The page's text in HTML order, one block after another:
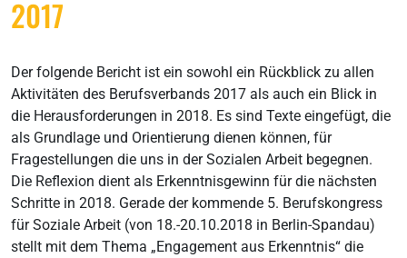
2017
Der folgende Bericht ist ein sowohl ein Rückblick zu allen
Aktivitäten des Berufsverbands 2017 als auch ein Blick in
die Herausforderungen in 2018. Es sind Texte eingefügt, die
als Grundlage und Orientierung dienen können, für
Fragestellungen die uns in der Sozialen Arbeit begegnen.
Die Reflexion dient als Erkenntnisgewinn für die nächsten
Schritte in 2018. Gerade der kommende 5. Berufskongress
für Soziale Arbeit (von 18.-20.10.2018 in Berlin-Spandau)
stellt mit dem Thema „Engagement aus Erkenntnis“ die